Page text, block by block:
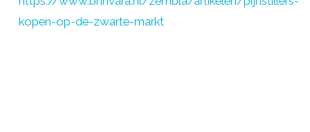
kopen-op-de-zwarte-markt